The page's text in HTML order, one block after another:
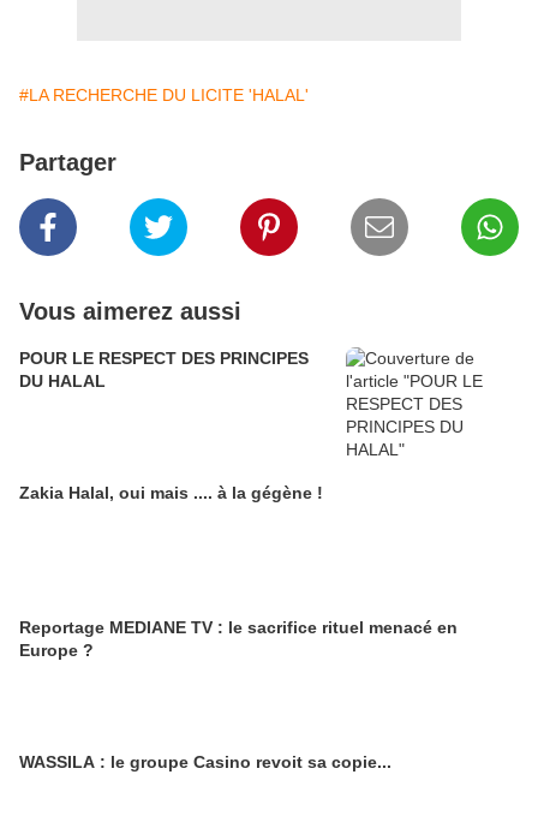
#LA RECHERCHE DU LICITE 'HALAL'
Partager
Vous aimerez aussi
POUR LE RESPECT DES PRINCIPES
DU HALAL
Zakia Halal, oui mais .... à la gégène !
Reportage MEDIANE TV : le sacrifice rituel menacé en
Europe ?
WASSILA : le groupe Casino revoit sa copie...